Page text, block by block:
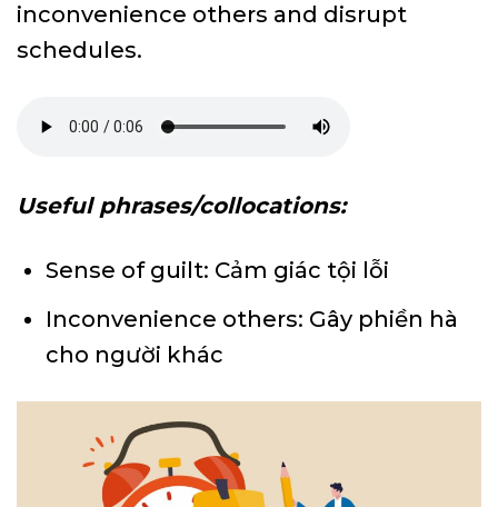
inconvenience others and disrupt
schedules.
Useful phrases/collocations:
Sense of guilt: Cảm giác tội lỗi
Inconvenience others: Gây phiền hà
cho người khác